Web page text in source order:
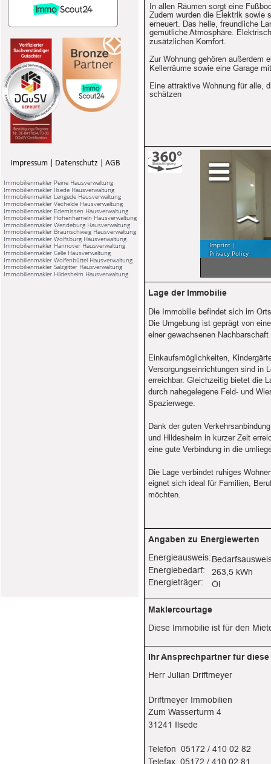
Impressum Datenschutz AGB
Immobilienmakler Peine Hausverwaltung
Immobilienmakler Ilsede Hausverwaltung
Immobilienmakler Lengede Hausverwaltung
Immobilienmakler Vechelde Hausverwaltung
Immobilienmakler Edemissen Hausverwaltung
Immobilienmakler Hohenhameln Hausverwaltung
Immobilienmakler Wendeburg Hausverwaltung
Immobilienmakler Braunschweig Hausverwaltung
Immobilienmakler Wolfsburg Hausverwaltung
Immobilienmakler Hannover Hausverwaltung
Immobilienmakler Celle Hausverwaltung
Immobilienmakler Wolfenbüttel Hausverwaltung
Immobilienmakler Salzgitter Hausverwaltung
Immobilienmakler Hildesheim Hausverwaltung
Energieausweis:
Energiebedarf:
Energieträger:
Angaben zu Energiewerten
263,5 kWh
Öl
Diese Immobilie ist für den
Maklercourtage
Die Immobilie befindet sich im
Die Umgebung ist geprägt von
einer gewachsenen
Einkaufsmöglichkeiten,
Versorgungseinrichtungen sind in
erreichbar. Gleichzeitig bietet die
durch nahegelegene Feld- und
Spazierwege.
Dank der guten
und Hildesheim in kurzer Zeit
eine gute Verbindung in die
Die Lage verbindet ruhiges
eignet sich ideal für Familien,
möchten.
Lage der Immobilie
Herr Julian Driftmeyer
Driftmeyer Immobilien
Zum Wasserturm 4
31241 Ilsede
Telefon  05172 / 410 02 82
Telefax  05172 / 410 02 81
Ihr Ansprechpartner für
Leider
In allen Räumen sorgt eine
Zudem wurden die Elektrik sowie
erneuert. Das helle, freundliche
gemütliche Atmosphäre.
zusätzlichen Komfort.
Zur Wohnung gehören außerdem
Kellerräume sowie eine Garage
Eine attraktive Wohnung für alle,
schätzen